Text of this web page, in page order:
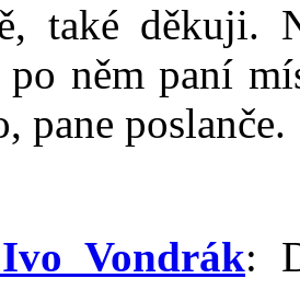
také děkuji.
něm paní
pane poslanče.
Vondrák: